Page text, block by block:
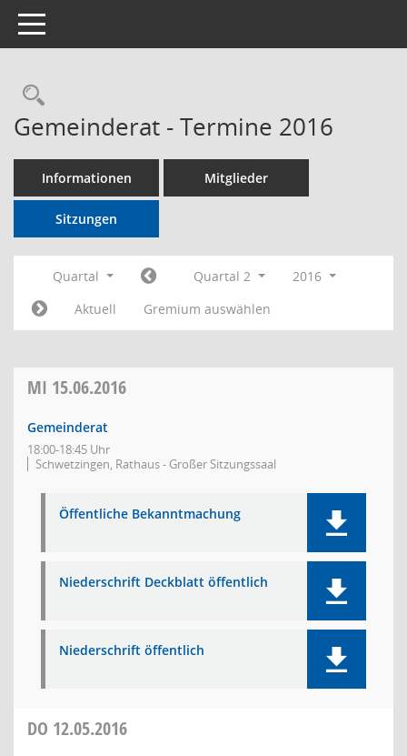
Toggle navigation
Rechercheauswahl
Gemeinderat - Termine 2016
Informationen Mitglieder
Sitzungen
Quartal Quartal 2
2016
Aktuell
Gremium auswählen
MI 15.06.2016
Gemeinderat
18:00-18:45 Uhr
Schwetzingen, Rathaus - Großer Sitzungssaal
Öffentliche Bekanntmachung
Niederschrift Deckblatt öffentlich
Niederschrift öffentlich
DO 12.05.2016